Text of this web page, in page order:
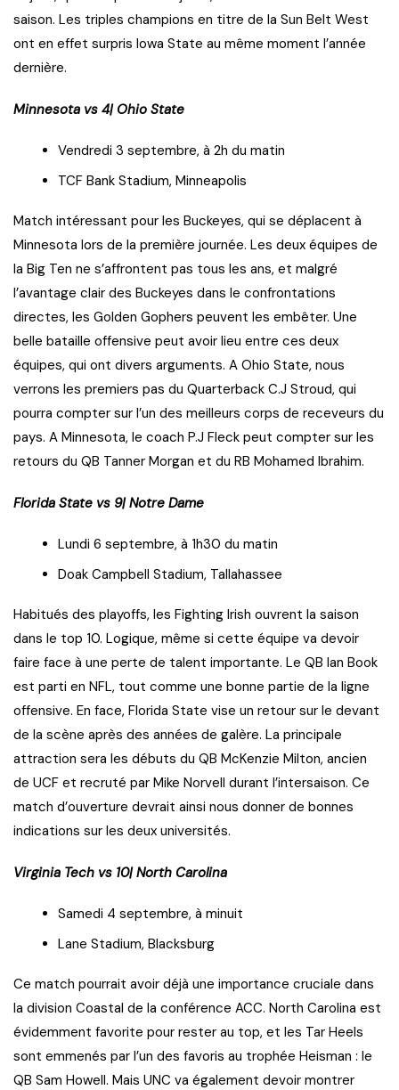
saison. Les triples champions en titre de la Sun Belt West
ont en effet surpris Iowa State au même moment l’année
dernière.
Minnesota vs 4| Ohio State
Vendredi 3 septembre, à 2h du matin
TCF Bank Stadium, Minneapolis
Match intéressant pour les Buckeyes, qui se déplacent à
Minnesota lors de la première journée. Les deux équipes de
la Big Ten ne s’affrontent pas tous les ans, et malgré
l’avantage clair des Buckeyes dans le confrontations
directes, les Golden Gophers peuvent les embêter. Une
belle bataille offensive peut avoir lieu entre ces deux
équipes, qui ont divers arguments. A Ohio State, nous
verrons les premiers pas du Quarterback C.J Stroud, qui
pourra compter sur l’un des meilleurs corps de receveurs du
pays. A Minnesota, le coach P.J Fleck peut compter sur les
retours du QB Tanner Morgan et du RB Mohamed Ibrahim.
Florida State vs 9| Notre Dame
Lundi 6 septembre, à 1h30 du matin
Doak Campbell Stadium, Tallahassee
Habitués des playoffs, les Fighting Irish ouvrent la saison
dans le top 10. Logique, même si cette équipe va devoir
faire face à une perte de talent importante. Le QB Ian Book
est parti en NFL, tout comme une bonne partie de la ligne
offensive. En face, Florida State vise un retour sur le devant
de la scène après des années de galère. La principale
attraction sera les débuts du QB McKenzie Milton, ancien
de UCF et recruté par Mike Norvell durant l’intersaison. Ce
match d’ouverture devrait ainsi nous donner de bonnes
indications sur les deux universités.
Virginia Tech vs 10| North Carolina
Samedi 4 septembre, à minuit
Lane Stadium, Blacksburg
Ce match pourrait avoir déjà une importance cruciale dans
la division Coastal de la conférence ACC. North Carolina est
évidemment favorite pour rester au top, et les Tar Heels
sont emmenés par l’un des favoris au trophée Heisman : le
QB Sam Howell. Mais UNC va également devoir montrer